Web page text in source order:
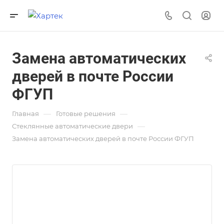
Замена автоматических
дверей в почте России
ФГУП
Главная — Готовые решения —
Стеклянные автоматические двери —
Замена автоматических дверей в почте России ФГУП